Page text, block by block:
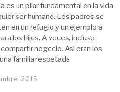
es un pilar fundamental en la vida
ser humano. Los padres se
en un refugio y un ejemplo a
los hijos. A veces, incluso
negocio. Así eran los
familia respetada
2015